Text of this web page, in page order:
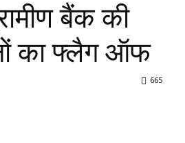
बैंक की
का फ्लैग ऑफ
665